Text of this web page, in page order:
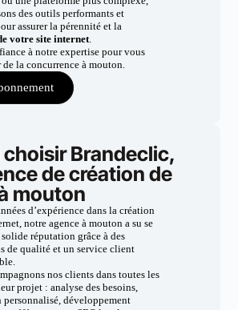
des outils performants et
assurer la pérennité et la
votre site internet.
à notre expertise pour vous
de la concurrence à mouton.
Brandeclic,
de création de
mouton
d’expérience dans la création
notre agence à mouton a su se
réputation grâce à des
de qualité et un service client
nos clients dans toutes les
projet : analyse des besoins,
personnalisé, développement